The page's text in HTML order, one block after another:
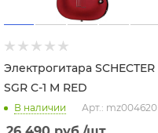
Электрогитара SCHECTER
SGR C-1 M RED
В наличии Арт.: mz004620